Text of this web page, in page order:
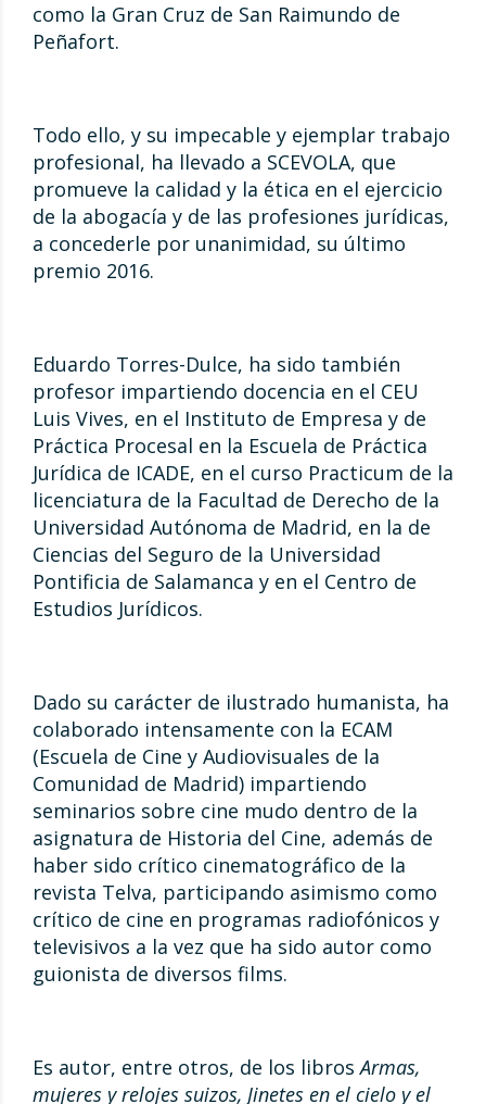
como la Gran Cruz de San Raimundo de
Peñafort.
Todo ello, y su impecable y ejemplar trabajo
profesional, ha llevado a SCEVOLA, que
promueve la calidad y la ética en el ejercicio
de la abogacía y de las profesiones jurídicas,
a concederle por unanimidad, su último
premio 2016.
Eduardo Torres-Dulce, ha sido también
profesor impartiendo docencia en el CEU
Luis Vives, en el Instituto de Empresa y de
Práctica Procesal en la Escuela de Práctica
Jurídica de ICADE, en el curso Practicum de la
licenciatura de la Facultad de Derecho de la
Universidad Autónoma de Madrid, en la de
Ciencias del Seguro de la Universidad
Pontificia de Salamanca y en el Centro de
Estudios Jurídicos.
Dado su carácter de ilustrado humanista, ha
colaborado intensamente con la ECAM
(Escuela de Cine y Audiovisuales de la
Comunidad de Madrid) impartiendo
seminarios sobre cine mudo dentro de la
asignatura de Historia del Cine, además de
haber sido crítico cinematográfico de la
revista Telva, participando asimismo como
crítico de cine en programas radiofónicos y
televisivos a la vez que ha sido autor como
guionista de diversos films.
Es autor, entre otros, de los librosArmas,
mujeres y relojes suizos, Jinetes en el cielo y el